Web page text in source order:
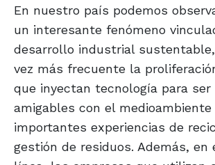
En nuestro país podemos
un interesante fenómeno
desarrollo industrial
vez más frecuente la
que inyectan tecnología para ser
amigables con el
importantes experiencias de
gestión de residuos. Además, en